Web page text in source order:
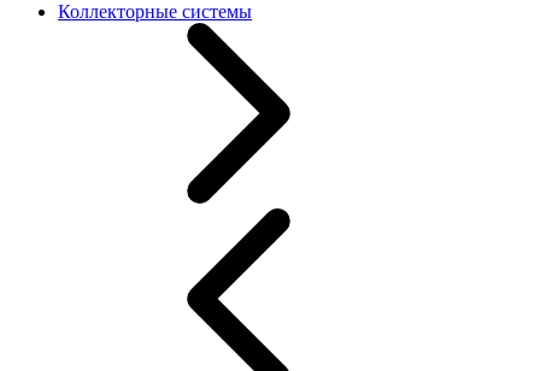
Коллекторные системы